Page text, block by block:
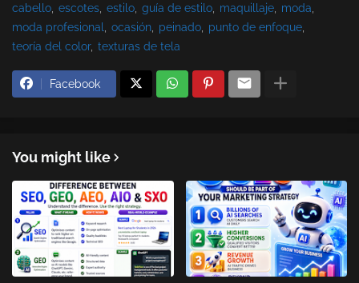
cabello escotes estilo guía de estilo maquillaje
moda
moda profesional
ocasión peinado
punto de enfoque
teoría del color texturas de tela
Facebook
You might like